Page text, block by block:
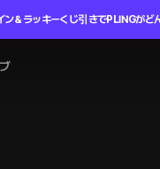
ン＆ラッキーくじ引きでPLINGがど